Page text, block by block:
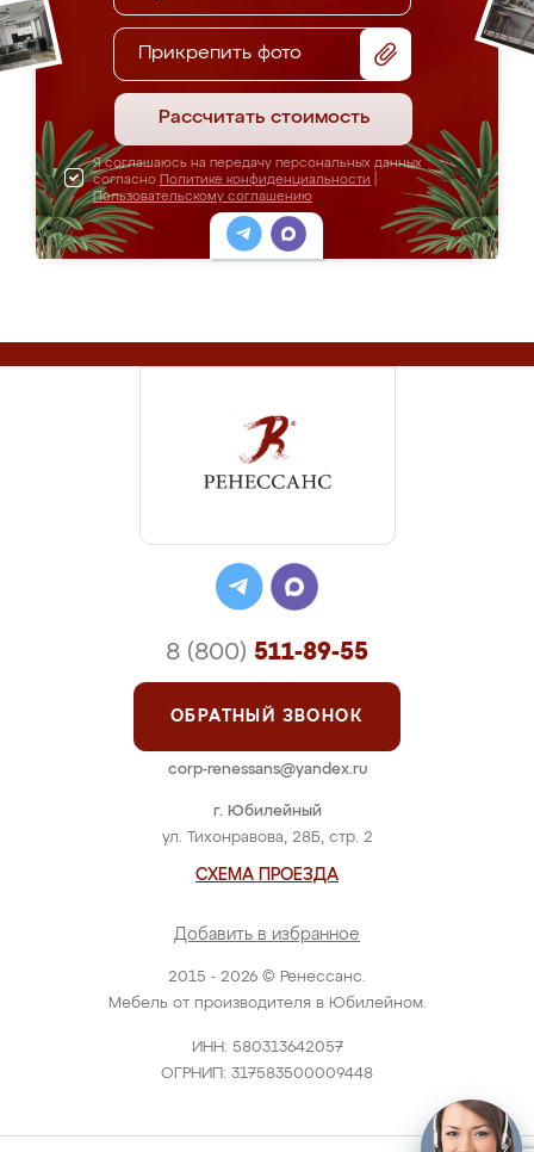
Прикрепить фото
Рассчитать стоимость
Я соглашаюсь на передачу персональных данных
согласно Политике конфиденциальности
Пользовательскому соглашению
2015 - 2026 © Ренессанс.
Мебель от производителя в Юбилейном.
ИНН: 580313642057
ОГРНИП: 317583500009448
г. Юбилейный
ул. Тихонравова, 28Б, стр. 2
СХЕМА ПРОЕЗДА
Добавить в избранное
8 (800) 511-89-55
ОБРАТНЫЙ ЗВОНОК
corp-renessans@yandex.ru